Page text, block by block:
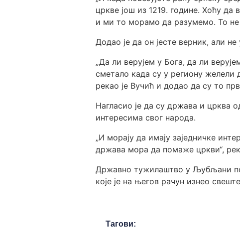
цркве још из 1219. године. Хоћу
и ми то морамо да разумемо. То не
Додао је да он јесте верник, али
„Да ли верујем у Бога, да ли
сметало када су у региону желели
рекао је Вучић и додао да су то
Нагласио је да су држава и црква
интересима свог народа.
„И морају да имају заједничке
држава мора да помаже цркви“,
Државно тужилаштво у Љубљани
које је на његов рачун изнео
Тагови: